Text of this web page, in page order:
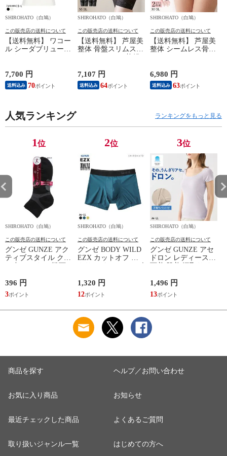
SHIROHATO（白鳩）
この販売店の送料について
【送料無料】 ワコー
ル シーダブリューエ
柔流 ノースリーブ
トップス タンクトッ
プ Uネック JAY390
7,700 円
送料込み 70
SHIROHATO（白鳩）
この販売店の送料について
【送料無料】 芦屋美
整体 骨盤スリムスタ
矯正 骨盤補正 補正
下着 シームレス レ
ディース
7,107 円
送料込み 64
SHIROHATO（白鳩）
この販売店の送料について
【送料無料】 芦屋美
整体 シームレス骨盤
ガードル 骨盤矯正
骨盤補正 補正下着
シームレス レディー
6,980 円
送料込み 63
人気ランキング ランキングをもっと見る
1位
SHIROHATO（白鳩）
この販売店の送料について
グンゼ GUNZE アク
ティブスタイル クル
ソックス
396 円
3
2位
SHIROHATO（白鳩）
この販売店の送料について
グンゼ BODY WILD
EZX カットオフ ボ
GUNZE ボディワイ
ルド イージーエック
ス
1,320 円
12
3位
SHIROHATO（白鳩）
この販売店の送料について
グンゼ GUNZE アセ
ドロン レディース
ーシャツ 吸汗速乾
1,496 円
13
商品を探す
お気に入り商品
最近チェックした商品
取り扱いジャンル一覧
ヘルプ／お問い合わせ
お知らせ
よくあるご質問
はじめての方へ